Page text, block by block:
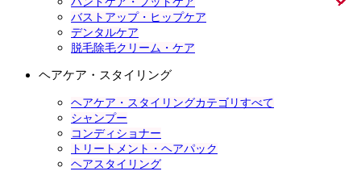
バストアップ・ヒップケア
デンタルケア
脱毛除毛クリーム・ケア
ヘアケア・スタイリング
ヘアケア・スタイリングカテゴリすべて
シャンプー
コンディショナー
トリートメント・ヘアパック
ヘアスタイリング